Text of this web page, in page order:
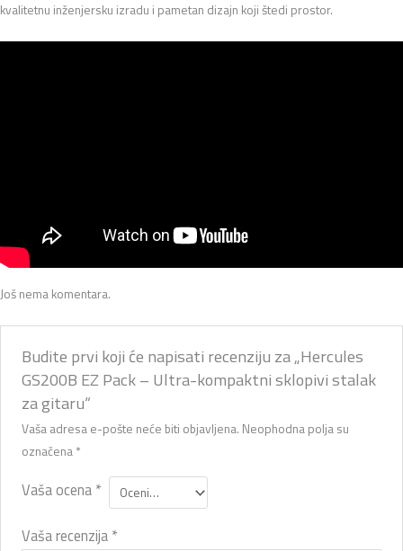
kvalitetnu inženjersku izradu i pametan dizajn koji štedi prostor.
Još nema komentara.
Budite prvi koji će napisati recenziju za „Hercules
GS200B EZ Pack – Ultra-kompaktni sklopivi stalak
za gitaru“
Vaša adresa e-pošte neće biti objavljena. Neophodna polja su
označena *
Vaša ocena *
Vaša recenzija *